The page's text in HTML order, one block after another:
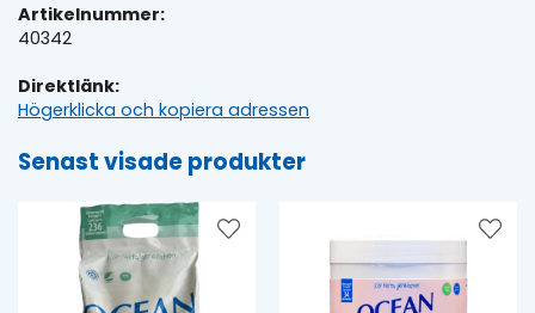
Artikelnummer:
40342
Direktlänk:
Högerklicka och kopiera adressen
Senast visade produkter